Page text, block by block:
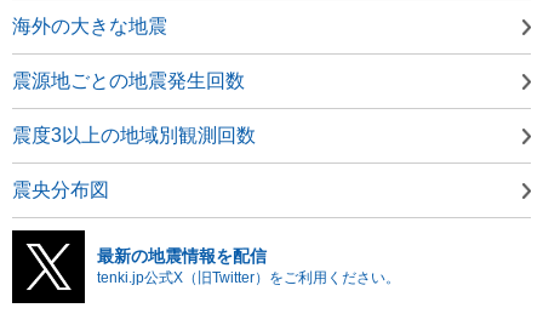
海外の大きな地震
震源地ごとの地震発生回数
震度3以上の地域別観測回数
震央分布図
最新の地震情報を配信
tenki.jp公式X（旧Twitter）をご利用ください。